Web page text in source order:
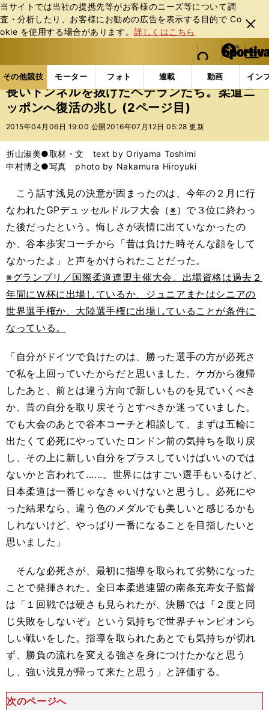
当サイトでは当社の提携先等がお客様のニーズ等について調
査・分析したり、お客様にお勧めの広告を表⽰する⽬的で Co
okie を使⽤する場合があります。詳しくはこちら
閉じ
る
web Sportiva (webスポルティーバ)
検索
マイペ
ー
ジ
メニュ
その他競技 モーター フォト 連載 動画 イン
ス
ポ
ル
バ
その他競技の記事一覧 格闘技 その他 長いトン
長いトンネルを抜けたベテランたち。柔道ニ
ッポンへ復活の兆し (2ページ目)
2015年04月06日 19:00 公開 2016年07月12日 05:28 更新
折山淑美●取材・文 text by Oriyama Toshimi
中村博之●写真 photo by Nakamura Hiroyuki
こう話す浅見の決意が固まったのは、今年の２月に行
なわれたGPデュッセルドルフ大会（※）で３位に終わっ
た後だったという。悔しさが表情に出ていなかったの
か、谷本歩実コーチから「昔は負けた時そんな顔をして
なかったよ」と声をかけられたことだった。
※グランプリ／国際柔道連盟主催大会。出場資格は過去２
年間にＷ杯に出場しているか、ジュニアまたはシニアの
世界選手権か、大陸選手権に出場していることが条件に
なっている。
「自分がドイツで負けたのは、勝った選手の方が必死さ
で私を上回っていたからだと思いました。ケガから復帰
したあと、前とは違う方向で新しいものを見ていくべき
か、昔の自分を取り戻そうとすべきか迷っていました。
でも大会のあとで谷本コーチと相談して、まずは五輪に
出たくて必死にやっていたロンドン前の気持ちを取り戻
し、その上に新しい自分をプラスしていけばいいのでは
ないかと言われて......。世界にはすごい選手もいるけど、
日本柔道は一番じゃなきゃいけないと思うし。必死にや
った結果なら、違う色のメダルでも美しいと感じるかも
しれないけど、やっぱり一番になることを目指したいと
思いました」
そんな必死さが、最初に指導を取られて劣勢になった
ことで発揮された。全日本柔道連盟の南条充寿女子監督
は「１回戦では硬さも見られたが、決勝では『２度と同
じ失敗をしないぞ』という気持ちで世界チャンピオンら
しい戦いをした。指導を取られたあとでも気持ちが切れ
ず、勝負の流れを変える強さを身につけたかなと思う
し、強い浅見が帰って来たと思う」と評価する。
次のページへ